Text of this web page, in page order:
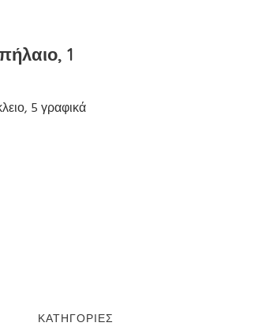
1
5 γραφικά
ΚΑΤΗΓΟΡΊΕΣ